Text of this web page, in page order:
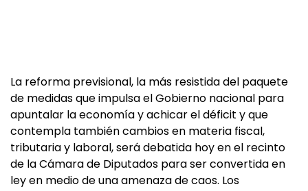
La reforma previsional, la más resistida del paquete
de medidas que impulsa el Gobierno nacional para
apuntalar la economía y achicar el déficit y que
contempla también cambios en materia fiscal,
tributaria y laboral, será debatida hoy en el recinto
de la Cámara de Diputados para ser convertida en
ley en medio de una amenaza de caos. Los